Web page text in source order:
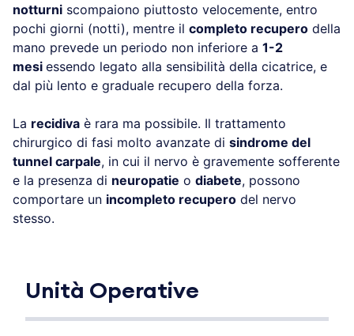
notturni scompaiono piuttosto velocemente, entro
pochi giorni (notti), mentre il completo recupero della
mano prevede un periodo non inferiore a 1-2
mesi essendo legato alla sensibilità della cicatrice, e
dal più lento e graduale recupero della forza.
La recidiva è rara ma possibile. Il trattamento
chirurgico di fasi molto avanzate di sindrome del
tunnel carpale, in cui il nervo è gravemente sofferente
e la presenza di neuropatie o diabete, possono
comportare un incompleto recupero del nervo
stesso.
Unità Operative